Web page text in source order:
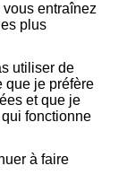
entraînez
plus
utiliser de
que je préfère
et que je
fonctionne
à faire